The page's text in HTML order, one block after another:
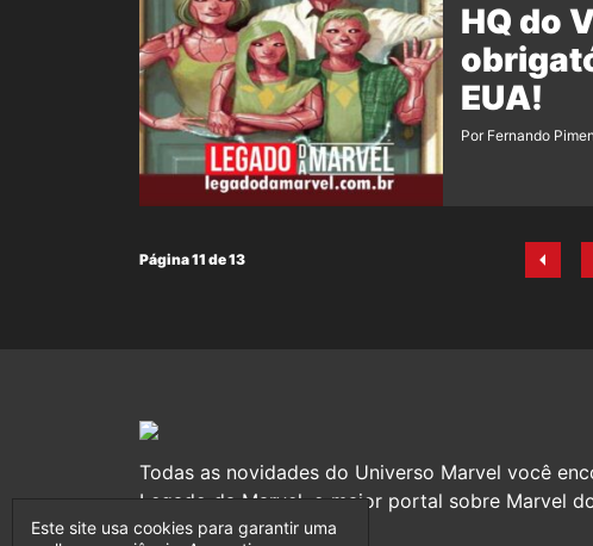
HQ do
EUA!
Por Fernando
Página 11 de 13
Todas as novidades do Universo Marvel você
Legado da Marvel, o maior portal sobre Marvel
Este site usa cookies para garantir uma